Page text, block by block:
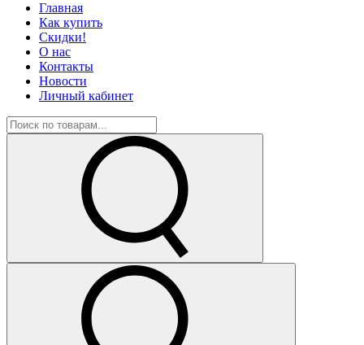
Главная
Как купить
Скидки!
О нас
Контакты
Новости
Личный кабинет